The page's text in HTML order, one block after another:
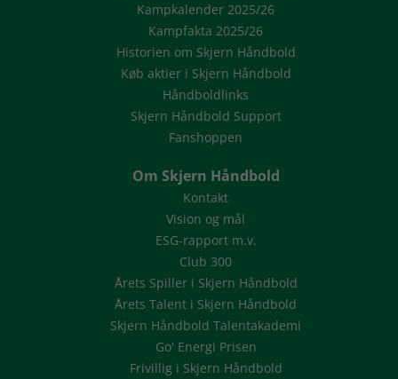
Kampkalender 2025/26
Kampfakta 2025/26
Historien om Skjern Håndbold
Køb aktier i Skjern Håndbold
Håndboldlinks
Skjern Håndbold Support
Fanshoppen
Om Skjern Håndbold
Kontakt
Vision og mål
ESG-rapport m.v.
Club 300
Årets Spiller i Skjern Håndbold
Årets Talent i Skjern Håndbold
Skjern Håndbold Talentakademi
Go' Energi Prisen
Frivillig i Skjern Håndbold